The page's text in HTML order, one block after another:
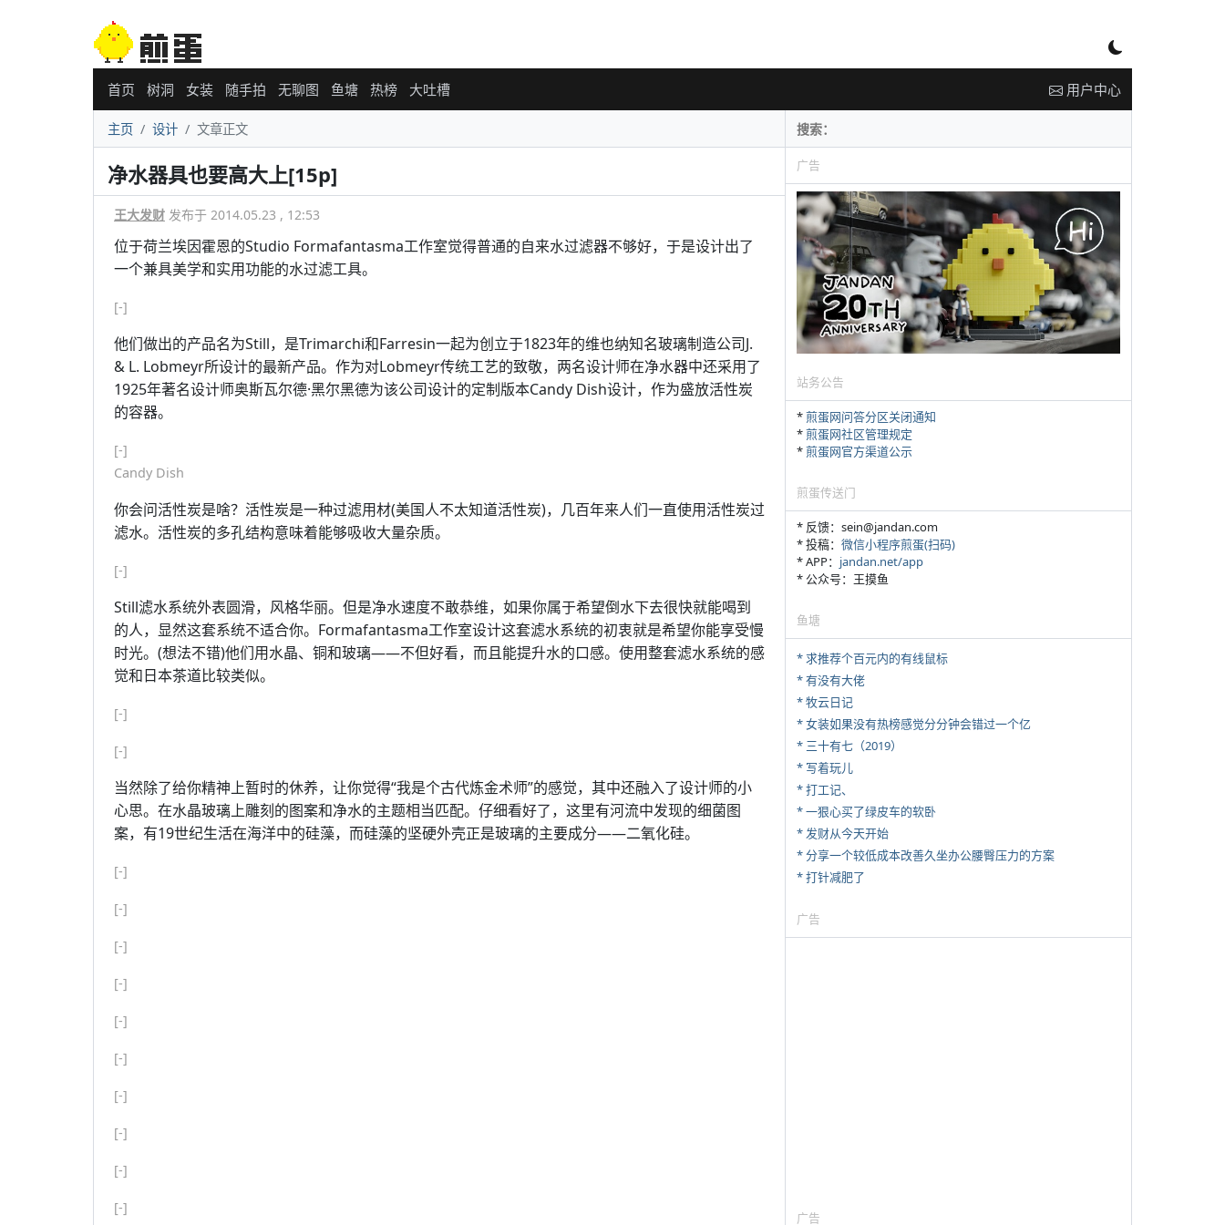
首页 树洞 女装 随手拍 无聊图 鱼塘 热榜 大吐槽 用户中心
主页 设计 文章正文
净水器具也要高大上[15p]
王大发财 发布于 2014.05.23 , 12:53
位于荷兰埃因霍恩的Studio Formafantasma工作室觉得普通的自来水过滤器不够好，于是设计出了
一个兼具美学和实用功能的水过滤工具。
[-]
他们做出的产品名为Still，是Trimarchi和Farresin一起为创立于1823年的维也纳知名玻璃制造公司J.
& L. Lobmeyr所设计的最新产品。作为对Lobmeyr传统工艺的致敬，两名设计师在净水器中还采用了
1925年著名设计师奥斯瓦尔德·黑尔黑德为该公司设计的定制版本Candy Dish设计，作为盛放活性炭
的容器。
[-]
Candy Dish
你会问活性炭是啥？活性炭是一种过滤用材(美国人不太知道活性炭)，几百年来人们一直使用活性炭过
滤水。活性炭的多孔结构意味着能够吸收大量杂质。
[-]
Still滤水系统外表圆滑，风格华丽。但是净水速度不敢恭维，如果你属于希望倒水下去很快就能喝到
的人，显然这套系统不适合你。Formafantasma工作室设计这套滤水系统的初衷就是希望你能享受慢
时光。(想法不错)他们用水晶、铜和玻璃——不但好看，而且能提升水的口感。使用整套滤水系统的感
觉和日本茶道比较类似。
[-]
[-]
当然除了给你精神上暂时的休养，让你觉得“我是个古代炼金术师”的感觉，其中还融入了设计师的小
心思。在水晶玻璃上雕刻的图案和净水的主题相当匹配。仔细看好了，这里有河流中发现的细菌图
案，有19世纪生活在海洋中的硅藻，而硅藻的坚硬外壳正是玻璃的主要成分——二氧化硅。
[-]
[-]
[-]
[-]
[-]
[-]
[-]
[-]
[-]
[-]
广告
站务公告
*煎蛋网问答分区关闭通知
*煎蛋网社区管理规定
*煎蛋网官方渠道公示
煎蛋传送门
* 反馈：sein@jandan.com
* 投稿： 微信小程序煎蛋(扫码)
* APP： jandan.net/app
* 公众号：王摸鱼
鱼塘
* 求推荐个百元内的有线鼠标
* 有没有大佬
* 牧云日记
* 女装如果没有热榜感觉分分钟会错过一个亿
* 三十有七（2019）
* 写着玩儿
* 打工记、
* 一狠心买了绿皮车的软卧
* 发财从今天开始
* 分享一个较低成本改善久坐办公腰臀压力的方案
* 打针减肥了
广告
广告